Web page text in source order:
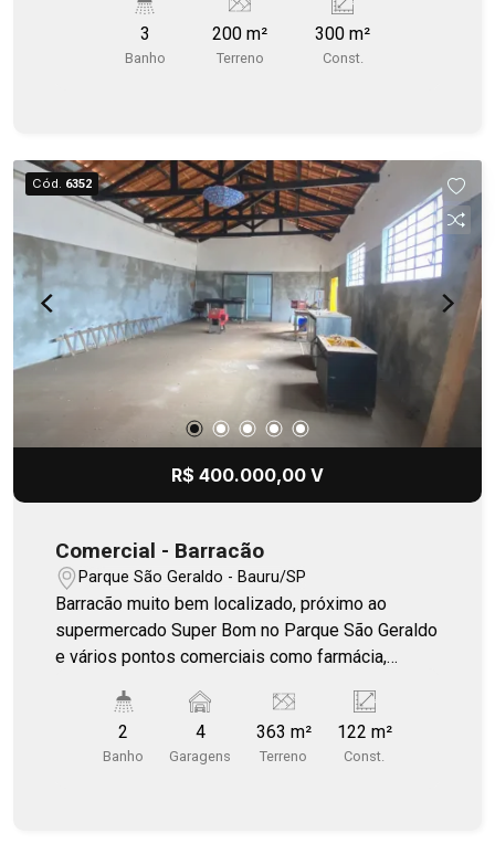
direito alto. Locação para doceria, academia,
consultório, estética, salão de beleza, showroom,
distribuidora de alimentos, tecidos. Ótima
3
Banho
200 m²
Terreno
300 m²
Const.
Cód. 6352
R$ 400.000,00 V
Comercial - Barracão
Parque São Geraldo - Bauru/SP
Barracão muito bem localizado, próximo ao
supermercado Super Bom no Parque São Geraldo
e vários pontos comerciais como farmácia,
comércio em geral.
2
Banho
4
Garagens
363 m²
Terreno
122 m²
Const.